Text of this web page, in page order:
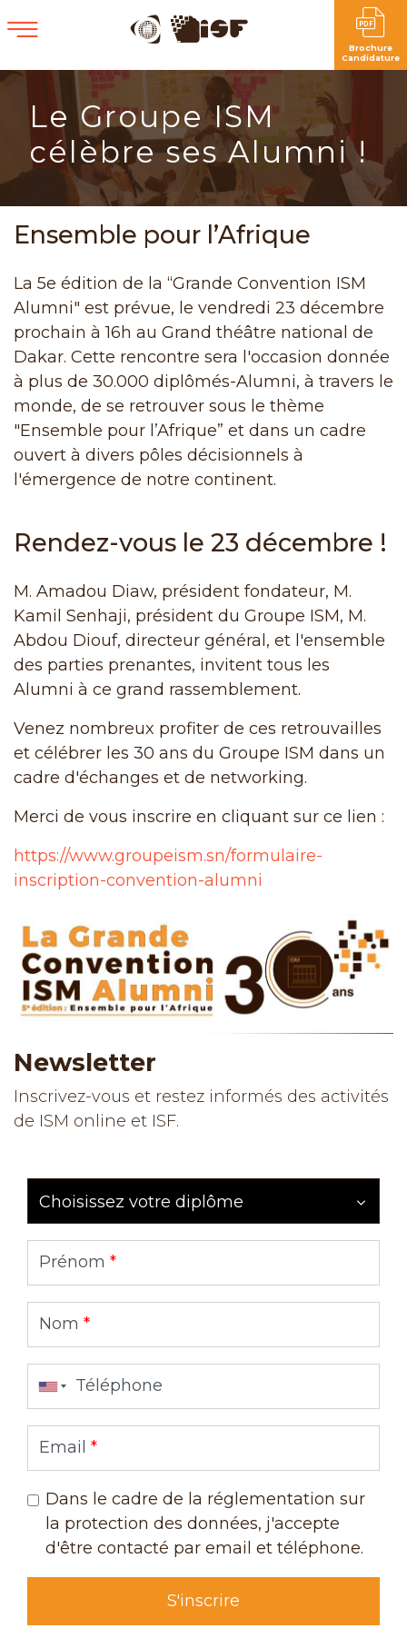
Le Groupe ISM
célèbre ses Alumni !
Ensemble pour l’Afrique
La 5e édition de la “Grande Convention ISM
Alumni" est prévue, le vendredi 23 décembre
prochain à 16h au Grand théâtre national de
Dakar. Cette rencontre sera l'occasion donnée
à plus de 30.000 diplômés-Alumni, à travers le
monde, de se retrouver sous le thème
"Ensemble pour l’Afrique” et dans un cadre
ouvert à divers pôles décisionnels à
l'émergence de notre continent.
Rendez-vous le 23 décembre !
M. Amadou Diaw, président fondateur, M.
Kamil Senhaji, président du Groupe ISM, M.
Abdou Diouf, directeur général, et l'ensemble
des parties prenantes, invitent tous les
Alumni à ce grand rassemblement.
Venez nombreux profiter de ces retrouvailles
et célébrer les 30 ans du Groupe ISM dans un
cadre d'échanges et de networking.
Merci de vous inscrire en cliquant sur ce lien :
https://www.groupeism.sn/formulaire-
inscription-convention-alumni
Newsletter
Inscrivez-vous et restez informés des activités
de ISM online et ISF.
Prénom *
Nom *
Téléphone
Email *
Dans le cadre de la réglementation sur
la protection des données, j'accepte
d'être contacté par email et téléphone.
Brochure
Candidature